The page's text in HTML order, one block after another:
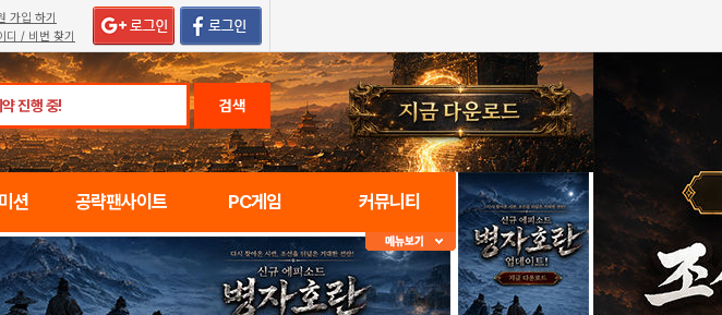
가입 하기
디 / 비번 찾기
검색
션 공략팬사이트 PC게임 커뮤니티